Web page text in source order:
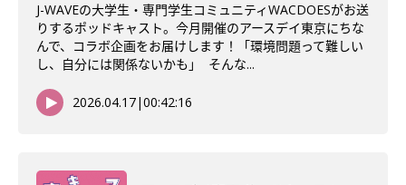
J-WAVEの大学生・専門学生コミュニティWACDOESがお送
りするポッドキャスト。今月開催のアースデイ東京にちな
んで、コラボ企画をお届けします！「環境問題って難しい
し、自分には関係ないかも」 そんな...
2026.04.17|00:42:16